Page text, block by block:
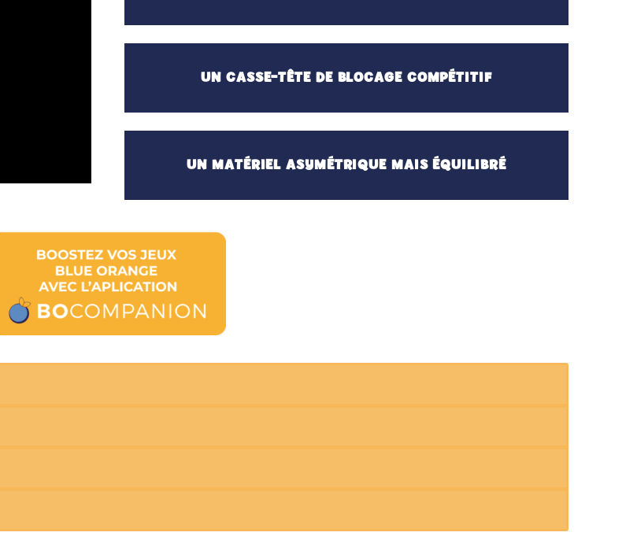
UN CASSE-TÊTE DE BLOCAGE COMPÉTITIF
UN MATÉRIEL ASYMÉTRIQUE MAIS ÉQUILIBRÉ